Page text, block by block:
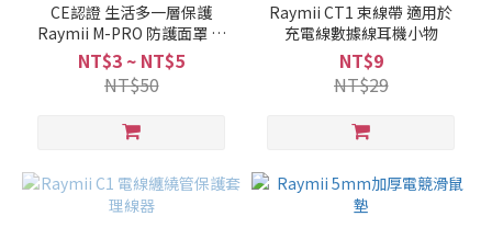
CE認證 生活多一層保護
Raymii M-PRO 防護面罩 防
潑濺面罩 成人款 孩童款
NT$3 ~ NT$5
NT$50
Raymii CT1 束線帶 適用於
充電線數據線耳機小物
NT$9
NT$29